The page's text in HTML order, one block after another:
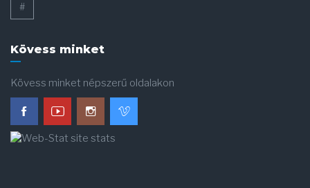
#
Kövess minket
Kövess minket népszerű oldalakon